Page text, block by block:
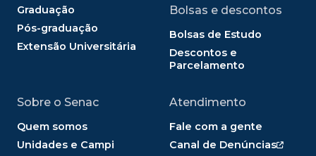
Graduação
Pós-graduação
Extensão Universitária
Bolsas e descontos
Bolsas de Estudo
Descontos e
Parcelamento
Sobre o Senac
Quem somos
Unidades e Campi
Atendimento
Fale com a gente
Canal de Denúncias